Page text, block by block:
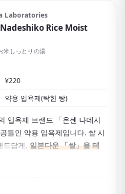
Laboratories
Rice Moist
米しっとりの湯
¥220
약용 입욕제(탁한 탕)
입욕제 브랜드 「온센 나데시
들인 약용 입욕제입니다. 쌀 시
드답게, 일본다운 「쌀」을 테
유래 보습 성분을 배합해, 물은